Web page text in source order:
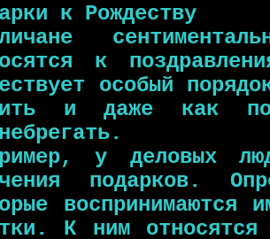
к Рождеству
к
особый
и даже как
у деловых
подарков.
К ним относятся